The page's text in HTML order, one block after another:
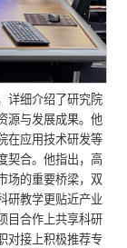
详细介绍了研究院
源与发展成果。他
在应用技术研发等
契合。他指出，高
场的重要桥梁，双
研教学更贴近产业
目合作上共享科研
对接上积极推荐专